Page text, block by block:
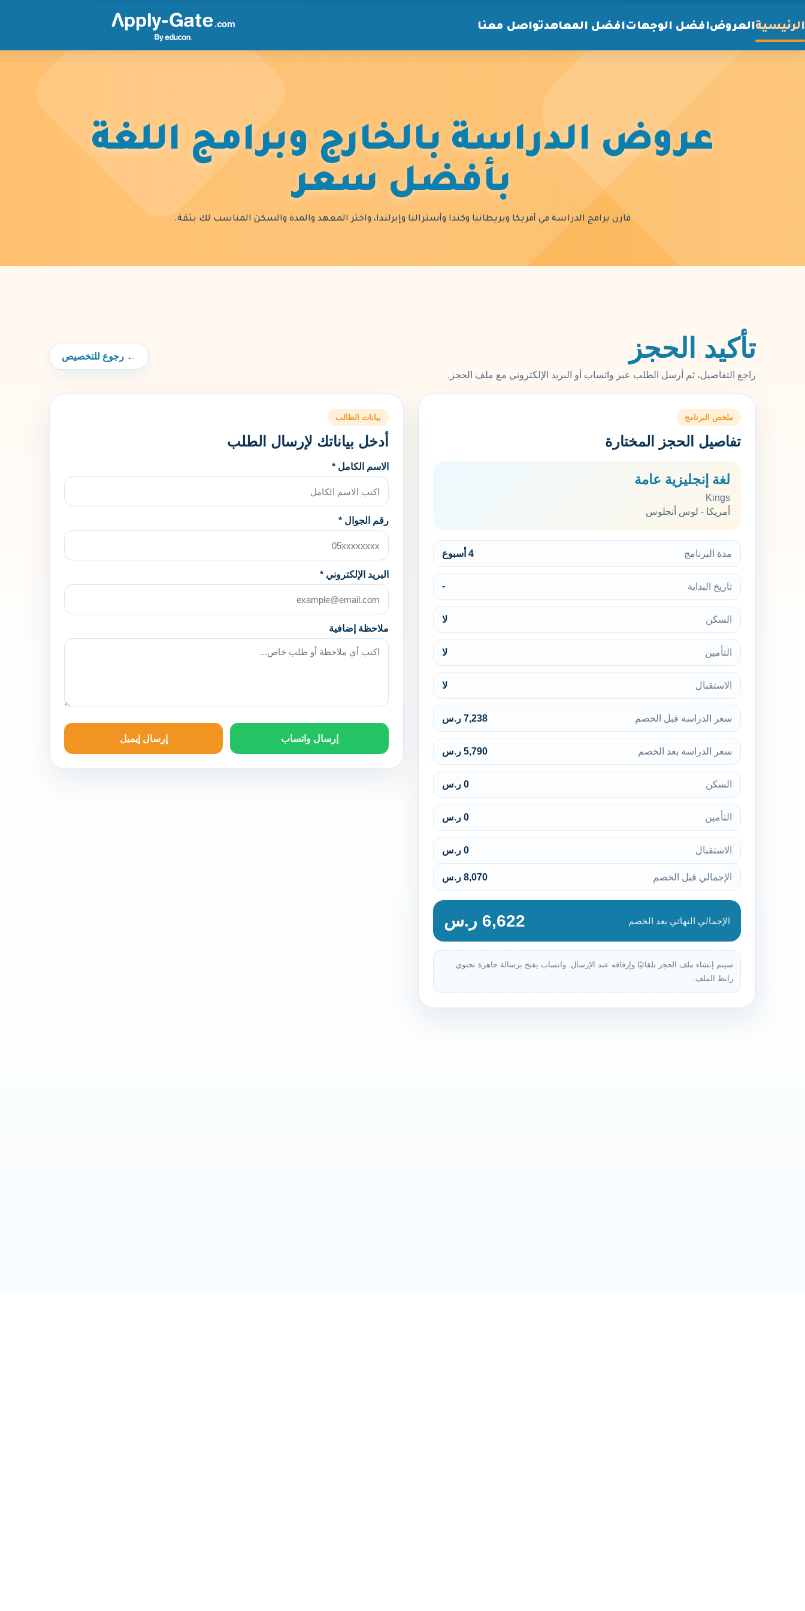
الرئيسيةالعروضافضل الوجهاتافضل المعاهدتواصل معنا
عروض الدراسة بالخارج وبرامج اللغة
بأفضل سعر
قارن برامج الدراسة في أمريكا وبريطانيا وكندا وأستراليا وإيرلندا، واختر المعهد والمدة والسكن المناسب لك بثقة.
تأكيد الحجز
راجع التفاصيل، ثم أرسل الطلب عبر واتساب أو البريد الإلكتروني مع ملف الحجز.
← رجوع للتخصيص
ملخص البرنامج
تفاصيل الحجز المختارة
لغة إنجليزية عامة
Kings
أمريكا - لوس أنجلوس
مدة البرنامج 4 أسبوع
تاريخ البداية -
السكن لا
التأمين لا
الاستقبال لا
سعر الدراسة قبل الخصم 7,238 ر.س
سعر الدراسة بعد الخصم 5,790 ر.س
السكن 0 ر.س
التأمين 0 ر.س
الاستقبال 0 ر.س
الإجمالي قبل الخصم 8,070 ر.س
الإجمالي النهائي بعد الخصم 6,622 ر.س
سيتم إنشاء ملف الحجز تلقائيًا وإرفاقه عند الإرسال. واتساب يفتح برسالة جاهزة تحتوي
رابط الملف.
بيانات الطالب
أدخل بياناتك لإرسال الطلب
الاسم الكامل *
رقم الجوال *
البريد الإلكتروني *
ملاحظة إضافية
إرسال واتساب إرسال إيميل